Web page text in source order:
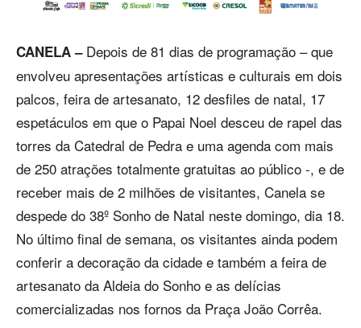
CANELA –Depois de 81 dias de programação – que
envolveu apresentações artísticas e culturais em dois
palcos, feira de artesanato, 12 desfiles de natal, 17
espetáculos em que o Papai Noel desceu de rapel das
torres da Catedral de Pedra e uma agenda com mais
de 250 atrações totalmente gratuitas ao público -, e de
receber mais de 2 milhões de visitantes, Canela se
despede do 38º Sonho de Natal neste domingo, dia 18.
No último final de semana, os visitantes ainda podem
conferir a decoração da cidade e também a feira de
artesanato da Aldeia do Sonho e as delícias
comercializadas nos fornos da Praça João Corrêa.